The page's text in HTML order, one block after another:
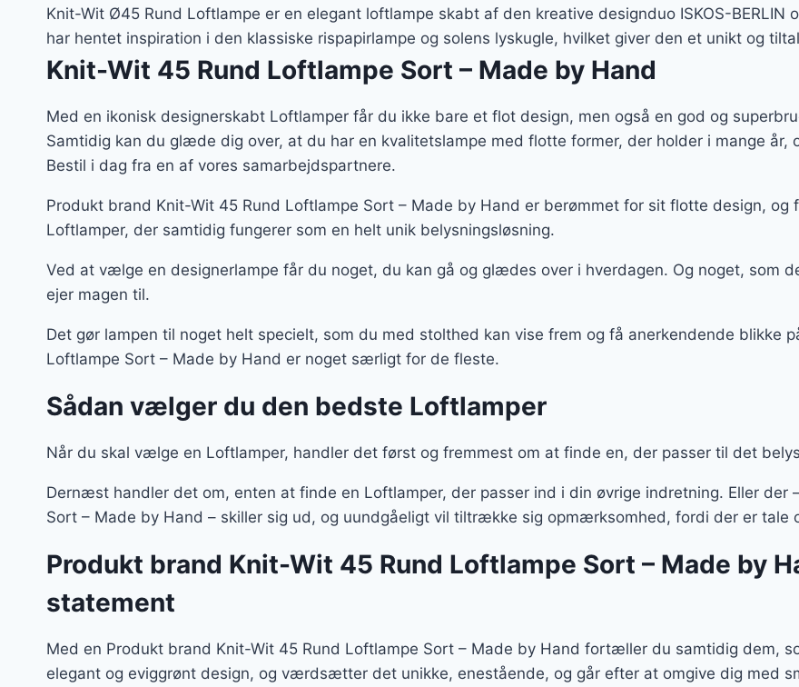
2.909 kr..2.036 kr..
Knit-Wit Ø45 Rund Loftlampe er en elegant loftlampe skabt af den kreative designduo ISKOS-BERLIN
har hentet inspiration i den klassiske rispapirlampe og solens lyskugle, hvilket giver den et unikt og
Knit-Wit 45 Rund Loftlampe Sort – Made by Hand
Med en ikonisk designerskabt Loftlamper får du ikke bare et flot design, men også en god og
Samtidig kan du glæde dig over, at du har en kvalitetslampe med flotte former, der holder i mange år,
Bestil i dag fra en af vores samarbejdspartnere.
Produkt brand Knit-Wit 45 Rund Loftlampe Sort – Made by Hand er berømmet for sit flotte design,
Loftlamper, der samtidig fungerer som en helt unik belysningsløsning.
Ved at vælge en designerlampe får du noget, du kan gå og glædes over i hverdagen. Og noget, som
ejer magen til.
Det gør lampen til noget helt specielt, som du med stolthed kan vise frem og få anerkendende blikke
Loftlampe Sort – Made by Hand er noget særligt for de fleste.
Sådan vælger du den bedste Loftlamper
Når du skal vælge en Loftlamper, handler det først og fremmest om at finde en, der passer til det
Dernæst handler det om, enten at finde en Loftlamper, der passer ind i din øvrige indretning. Eller der
Sort – Made by Hand – skiller sig ud, og uundgåeligt vil tiltrække sig opmærksomhed, fordi der er tale
Produkt brand Knit-Wit 45 Rund Loftlampe Sort – Made by
statement
Med en Produkt brand Knit-Wit 45 Rund Loftlampe Sort – Made by Hand fortæller du samtidig dem,
elegant og eviggrønt design, og værdsætter det unikke, enestående, og går efter at omgive dig med